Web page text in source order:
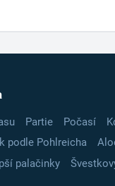
Partie Počasí
podle Pohlreicha
palačinky